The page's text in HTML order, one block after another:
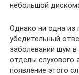
небольшой
Однако ни одна из
убедительный
заболевании шум
отделы слухового
появление этого